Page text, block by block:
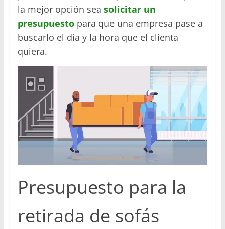
la mejor opción sea solicitar un
presupuestopara que una empresa pase a
buscarlo el día y la hora que el clienta
quiera.
Presupuesto para la
retirada de sofás